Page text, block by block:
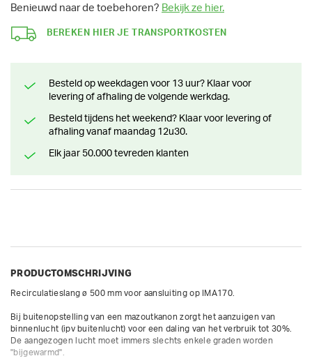
Benieuwd naar de toebehoren? Bekijk ze hier.
BEREKEN HIER JE TRANSPORTKOSTEN
Besteld op weekdagen voor 13 uur? Klaar voor
levering of afhaling de volgende werkdag.
Besteld tijdens het weekend? Klaar voor levering of
afhaling vanaf maandag 12u30.
Elk jaar 50.000 tevreden klanten
PRODUCTOMSCHRIJVING
Recirculatieslang ø 500 mm voor aansluiting op IMA170.
Bij buitenopstelling van een mazoutkanon zorgt het aanzuigen van
binnenlucht (ipv buitenlucht) voor een daling van het verbruik tot 30%.
De aangezogen lucht moet immers slechts enkele graden worden
"bijgewarmd".